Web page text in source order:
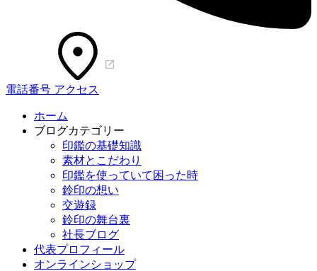
電話番号 アクセス
ホーム
ブログカテゴリー
印鑑の基礎知識
素材とこだわり
印鑑を使っていて困った時
鈴印の想い
交遊録
鈴印の舞台裏
社長ブログ
代表プロフィール
オンラインショップ